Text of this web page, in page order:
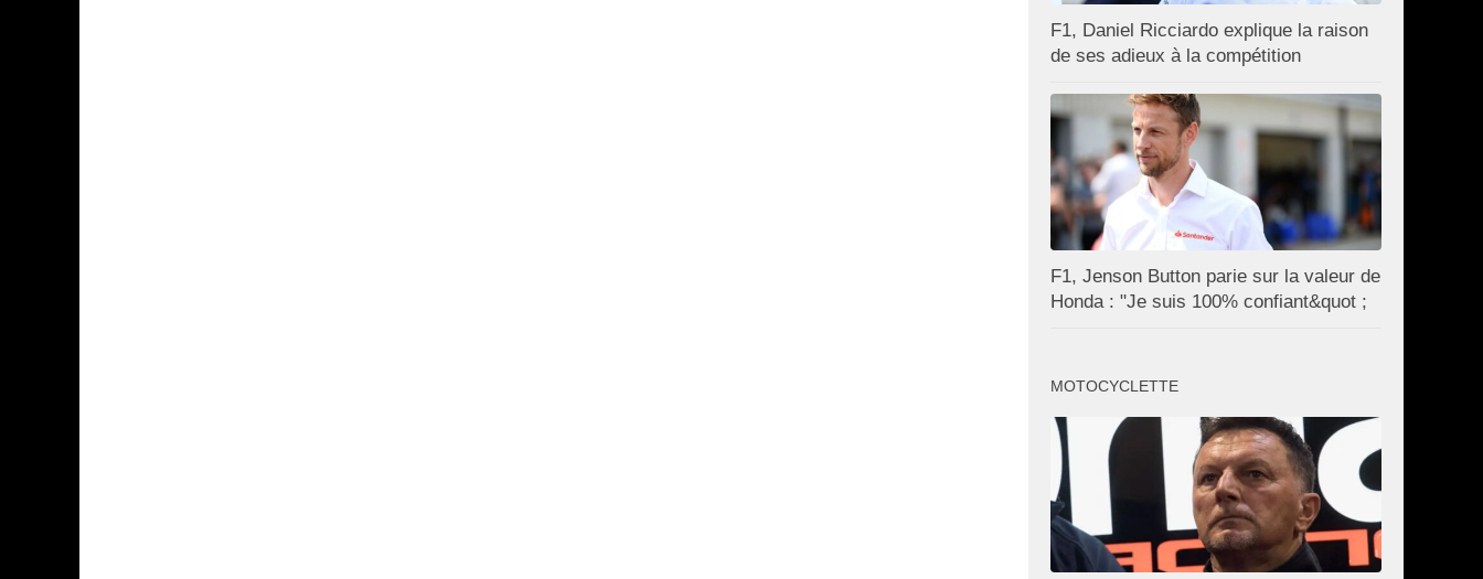
F1, Daniel Ricciardo explique la raison
de ses adieux à la compétition
F1, Jenson Button parie sur la valeur de
Honda : "Je suis 100% confiant&quot ;
MOTOCYCLETTE